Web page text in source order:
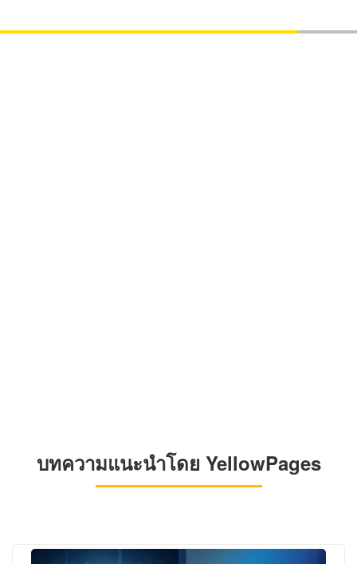
บทความแนะนำโดย YellowPages